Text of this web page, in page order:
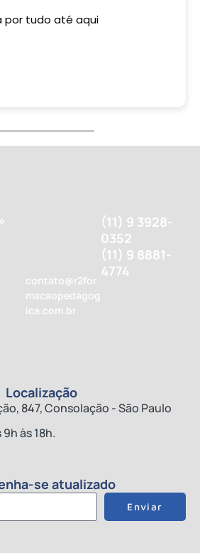
por tudo até aqui
contato@r2for
macaopedagog
ica.com.br
(11) 9 3928-
0352
(11) 9 8881-
4774
Localização
847, Consolação - São Paulo
9h às 18h.
se atualizado
Enviar